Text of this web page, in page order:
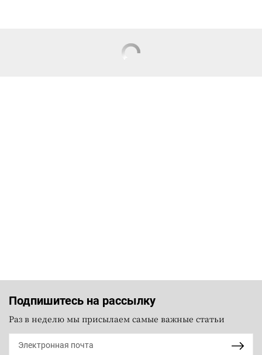
Подпишитесь на рассылку
Раз в неделю мы присылаем самые важные статьи